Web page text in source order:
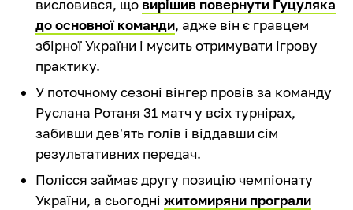
висловився, що вирішив повернути Гуцуляка
до основної команди, адже він є гравцем
збірної України і мусить отримувати ігрову
практику.
У поточному сезоні вінгер провів за команду
Руслана Ротаня 31 матч у всіх турнірах,
забивши дев'ять голів і віддавши сім
результативних передач.
Полісся займає другу позицію чемпіонату
України, а сьогодні житомиряни програли